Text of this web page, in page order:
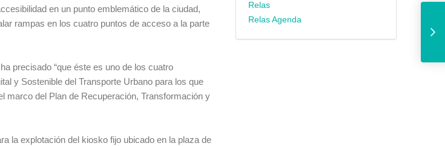
en un punto emblemático de la ciudad,
rampas en los cuatro puntos de acceso a la parte
precisado “que éste es uno de los cuatro
y Sostenible del Transporte Urbano para los que
marco del Plan de Recuperación, Transformación y
la explotación del kiosko fijo ubicado en la plaza de
Relas
Relas Agenda